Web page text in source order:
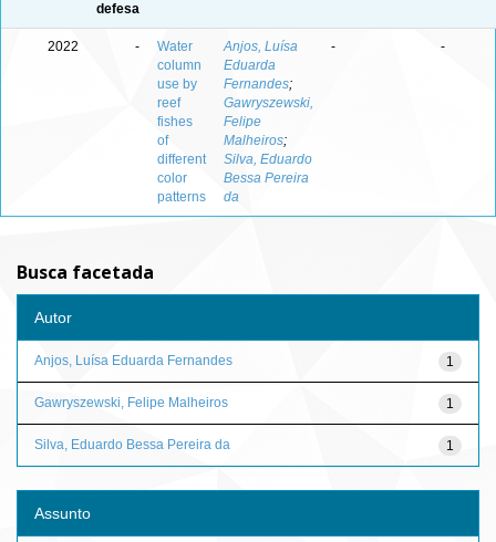
defesa
2022 -
Water
column
use by
reef
fishes
of
different
color
patterns
Anjos, Luísa
Eduarda
Fernandes;
Gawryszewski,
Felipe
Malheiros;
Silva, Eduardo
Bessa Pereira
da
- -
Busca facetada
Autor
1
Anjos, Luísa Eduarda Fernandes
1
Gawryszewski, Felipe Malheiros
1
Silva, Eduardo Bessa Pereira da
Assunto